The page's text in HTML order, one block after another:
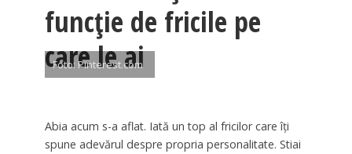
funcţie de fricile pe
care le ai
Foto: Pinterest.com
Abia acum s-a aflat. Iată un top al fricilor care îţi
spune adevărul despre propria personalitate. Stiai